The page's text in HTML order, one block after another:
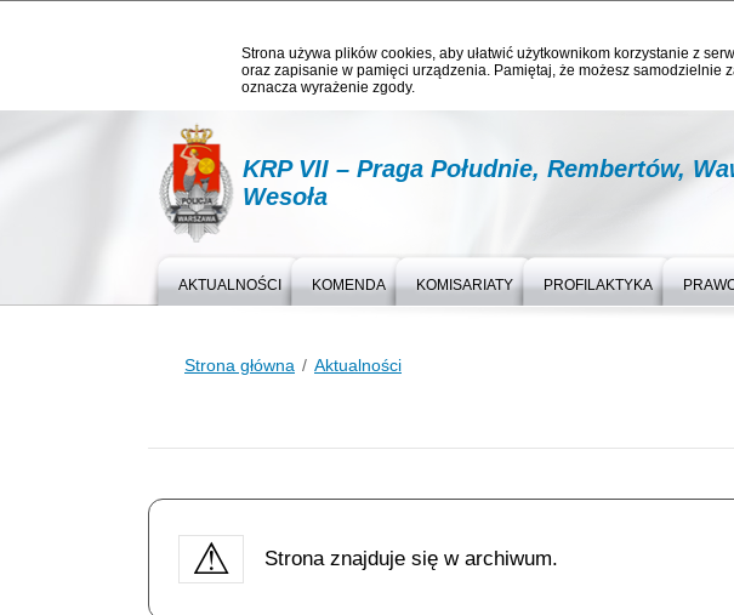
Strona używa plików cookies, aby ułatwić użytkownikom korzystanie z
oraz zapisanie w pamięci urządzenia. Pamiętaj, że możesz
oznacza wyrażenie zgody.
KRP VII – Praga Południe, Rembertów,
Wesoła
AKTUALNOŚCI KOMENDA KOMISARIATY PROFILAKTYKA
Strona główna Aktualności
Strona znajduje się w archiwum.